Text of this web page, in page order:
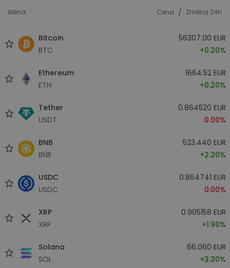
Měna Cena / Změna 24h
Bitcoin
BTC
56307.00 EUR
+0.20%
Ethereum
ETH
1664.52 EUR
+0.20%
Tether
USDT
0.864520 EUR
0.00%
BNB
BNB
523.440 EUR
+2.20%
USDC
USDC
0.864741 EUR
0.00%
XRP
XRP
0.905158 EUR
+1.90%
Solana
SOL
66.060 EUR
+3.30%